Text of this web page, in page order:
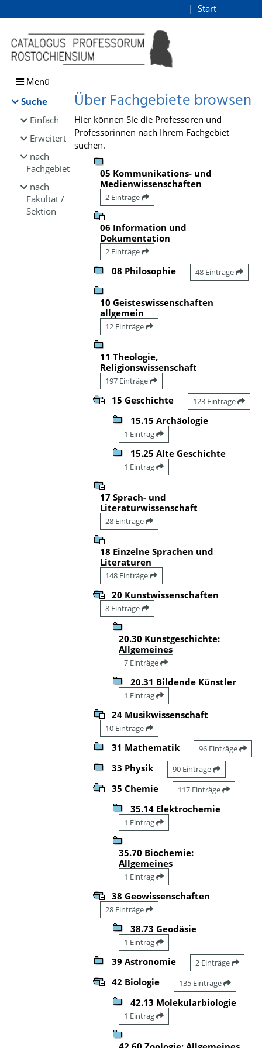
Browsen
direkt zum Inhalt
Start
Menü
Suche
Einfach
Erweitert
nach
Fachgebiet
nach
Fakultät /
Sektion
Über Fachgebiete browsen
Hier können Sie die Professoren und
Professorinnen nach Ihrem Fachgebiet
suchen.
05 Kommunikations- und
Medienwissenschaften
2 Einträge
06 Information und
Dokumentation
2 Einträge
08 Philosophie 48 Einträge
10 Geisteswissenschaften
allgemein
12 Einträge
11 Theologie,
Religionswissenschaft
197 Einträge
15 Geschichte 123 Einträge
15.15 Archäologie
1 Eintrag
15.25 Alte Geschichte
1 Eintrag
17 Sprach- und
Literaturwissenschaft
28 Einträge
18 Einzelne Sprachen und
Literaturen
148 Einträge
20 Kunstwissenschaften
8 Einträge
20.30 Kunstgeschichte:
Allgemeines
7 Einträge
20.31 Bildende Künstler
1 Eintrag
24 Musikwissenschaft
10 Einträge
31 Mathematik 96 Einträge
33 Physik 90 Einträge
35 Chemie 117 Einträge
35.14 Elektrochemie
1 Eintrag
35.70 Biochemie:
Allgemeines
1 Eintrag
38 Geowissenschaften
28 Einträge
38.73 Geodäsie
1 Eintrag
39 Astronomie 2 Einträge
42 Biologie 135 Einträge
42.13 Molekularbiologie
1 Eintrag